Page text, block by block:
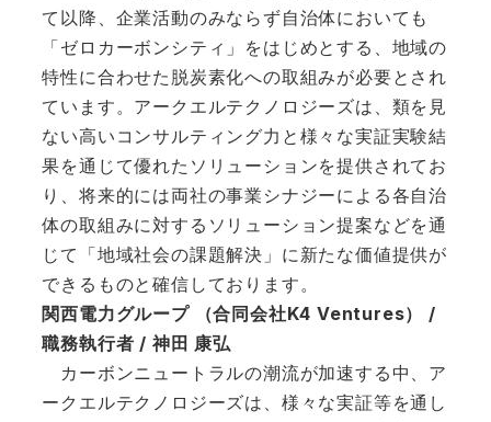
て以降、企業活動のみならず自治体においても
「ゼロカーボンシティ」をはじめとする、地域の
特性に合わせた脱炭素化への取組みが必要とされ
ています。アークエルテクノロジーズは、類を見
ない高いコンサルティング力と様々な実証実験結
果を通じて優れたソリューションを提供されてお
り、将来的には両社の事業シナジーによる各自治
体の取組みに対するソリューション提案などを通
じて「地域社会の課題解決」に新たな価値提供が
できるものと確信しております。
関西電力グループ （合同会社K4 Ventures） /
職務執行者 / 神田 康弘
カーボンニュートラルの潮流が加速する中、ア
ークエルテクノロジーズは、様々な実証等を通し